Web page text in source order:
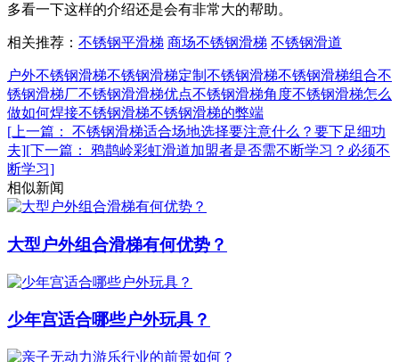
多看一下这样的介绍还是会有非常大的帮助。
相关推荐： 不锈钢平滑梯 商场不锈钢滑梯 不锈钢滑道
户外不锈钢滑梯不锈钢滑梯定制不锈钢滑梯不锈钢滑梯组合不
锈钢滑梯厂不锈钢滑滑梯优点不锈钢滑梯角度不锈钢滑梯怎么
做如何焊接不锈钢滑梯不锈钢滑梯的弊端
[上一篇： 不锈钢滑梯适合场地选择要注意什么？要下足细功
夫][下一篇： 鸦鹊岭彩虹滑道加盟者是否需不断学习？必须不
断学习]
相似新闻
大型户外组合滑梯有何优势？
少年宫适合哪些户外玩具？